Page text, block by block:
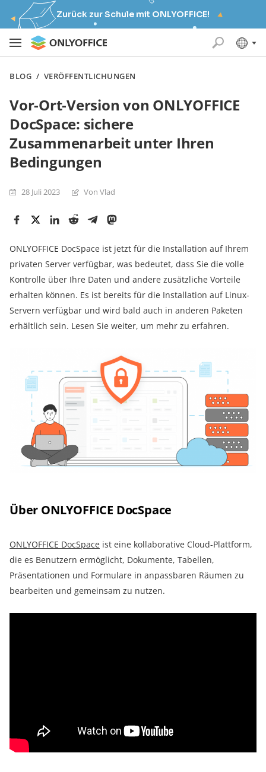
Zurück zur Schule mit ONLYOFFICE!
BLOG / VERÖFFENTLICHUNGEN
Vor-Ort-Version von ONLYOFFICE
DocSpace: sichere
Zusammenarbeit unter Ihren
Bedingungen
28 Juli 2023 Von Vlad
ONLYOFFICE DocSpace ist jetzt für die Installation auf Ihrem
privaten Server verfügbar, was bedeutet, dass Sie die volle
Kontrolle über Ihre Daten und andere zusätzliche Vorteile
erhalten können. Es ist bereits für die Installation auf Linux-
Servern verfügbar und wird bald auch in anderen Paketen
erhältlich sein. Lesen Sie weiter, um mehr zu erfahren.
Über ONLYOFFICE DocSpace
ONLYOFFICE DocSpace ist eine kollaborative Cloud-Plattform,
die es Benutzern ermöglicht, Dokumente, Tabellen,
Präsentationen und Formulare in anpassbaren Räumen zu
bearbeiten und gemeinsam zu nutzen.